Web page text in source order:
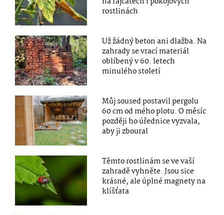
rostlinách
Už žádný beton ani dlažba. Na
zahrady se vrací materiál
oblíbený v 60. letech
minulého století
Můj soused postavil pergolu
60 cm od mého plotu. O měsíc
později ho úřednice vyzvala,
aby ji zboural
Těmto rostlinám se ve vaší
zahradě vyhněte. Jsou sice
krásné, ale úplné magnety na
klíšťata